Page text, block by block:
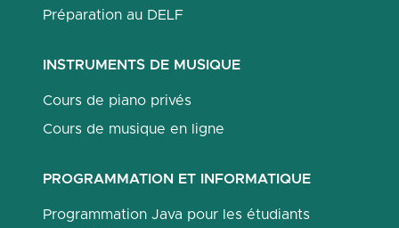
Préparation au DELF
INSTRUMENTS DE MUSIQUE
Cours de piano privés
Cours de musique en ligne
PROGRAMMATION ET INFORMATIQUE
Programmation Java pour les étudiants